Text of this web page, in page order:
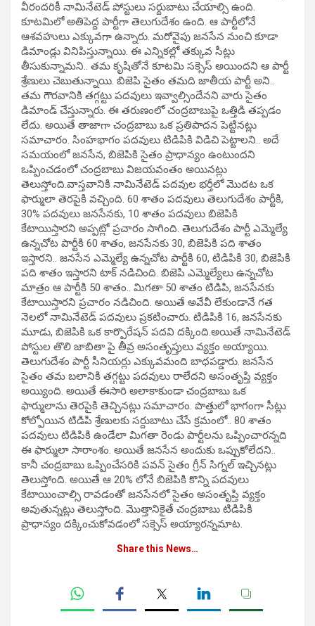
వీరందరికీ నామినేటెడ్ పోస్టులు సర్దుబాటు చేయాల్సి ఉంది.
కూటమిలో అతిపెద్ద పార్టీగా తెలుగుదేశం ఉంది. ఆ పార్టీలోనే
ఆశవహులు ఎక్కువగా ఉన్నారు. మరోవైపు జనసేన నుంచి కూడా
డిమాండ్లు వినిపిస్తున్నాయి. ఈ ఎన్నికల్లో తక్కువ సీట్లు
తీసుకున్నామని.. తమ కృషితోనే కూటమి సక్సెస్ అయిందని ఆ పార్టీ
శ్రేణులు చెబుతున్నాయి. బిజెపి సైతం తమది జాతీయ పార్టీ అని..
తమ గౌరవానికి తగ్గట్టు పదవులు ఇవ్వాల్సిందేనని వారు సైతం
డిమాండ్ చేస్తున్నారు. ఈ తరుణంలో చంద్రబాబుపై ఒత్తిడి తప్పడం
లేదు. అయితే తాజాగా చంద్రబాబు ఒక ప్రతిపాదన పెట్టినట్లు
సమాచారం. సింహభాగం పదవులు టిడిపికి విడిచి పెట్టాలని.. అదే
సమయంలో జనసేన, బిజెపికి సైతం ప్రాధాన్యం ఉంటుందని
ఒప్పించడంలో చంద్రబాబు విజయవంతం అయినట్లు
తెలుస్తోంది.వాస్తవానికి నామినేటెడ్ పదవుల భర్తీలో మొదట ఒక
ఫార్ములా తెరపైకి వచ్చింది. 60 శాతం పదవులు తెలుగుదేశం పార్టీకి,
30% పదవులు జనసేనకు, 10 శాతం పదవులు బిజెపికి
కేటాయిస్తారని అప్పట్లో ప్రచారం సాగింది. తెలుగుదేశం పార్టీ ఎమ్మెల్యే
ఉన్నచోట పార్టీకి 60 శాతం, జనసేనకు 30, బిజెపికి పది శాతం
ఇస్తారని.. జనసేన ఎమ్మెల్యే ఉన్నచోట పార్టీకి 60, టిడిపికి 30, బిజెపికి
పది శాతం ఇస్తారని టాక్ నడిచింది. బిజెపి ఎమ్మెల్యేలు ఉన్నచోట
మాత్రం ఆ పార్టీకి 50 శాతం.. మిగతా 50 శాతం టిడిపి, జనసేనకు
కేటాయిస్తారని ప్రచారం నడిచింది. అయితే అవేవీ లేకుండానే గత
నెలలో నామినేటెడ్ పదవులు ప్రకటించారు. టిడిపికి 16, జనసేనకు
మూడు, బిజెపికి ఒక కార్పొరేషన్ పదవి దక్కింది.అయితే నామినేటెడ్
పోస్టుల తొలి జాబితా పై తీవ్ర అసంతృప్తులు వ్యక్తం అయ్యాయి.
తెలుగుదేశం పార్టీ సీనియర్లు ఎక్కువమంది బాధపడ్డారు. జనసేన
సైతం తమ బలానికి తగ్గట్టు పదవులు రాలేదని అసంతృప్తి వ్యక్తం
అయ్యింది. అయితే ఈసారి అలాకాకుండా చంద్రబాబు ఒక
ఫార్ములాను తెరపైకి తెచ్చినట్లు సమాచారం. పొత్తులో భాగంగా సీట్లు
కోల్పోయిన టిడిపి శ్రేణులకు సర్దుబాటు చేసే క్రమంలో.. 80 శాతం
పదవులు టిడిపికి ఉండేలా మిగతా రెండు పార్టీలను ఒప్పించారన్నది
ఈ ఫార్ములా సారాంశం. అయితే జనసేన అందుకు ఒప్పుకోలేదని..
కానీ చంద్రబాబు ఒప్పించేసరికి పవన్ సైతం గ్రీన్ సిగ్నల్ ఇచ్చినట్లు
తెలుస్తోంది. అయితే ఆ 20% లోనే బిజెపికి కొన్ని పదవులు
కేటాయించాల్సి రావడంతో జనసేనలో సైతం అసంతృప్తి వ్యక్తం
అవుతున్నట్లు తెలుస్తోంది. మొత్తానికైతే చంద్రబాబు టిడిపికి
ప్రాధాన్యం దక్కించుకోవడంలో సక్సెస్ అయ్యారన్నమాట.
Share this News…